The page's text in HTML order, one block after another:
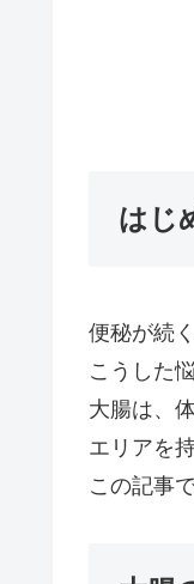
はじ
便秘が続
こうした
大腸は、
エリアを
この記事